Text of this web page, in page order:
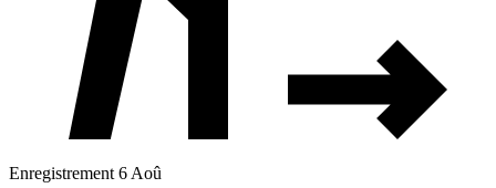
Enregistrement 6 Aoû